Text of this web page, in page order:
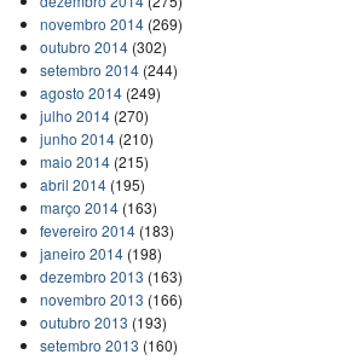
novembro 2014(269)
outubro 2014(302)
setembro 2014(244)
agosto 2014(249)
julho 2014(270)
junho 2014(210)
maio 2014(215)
abril 2014(195)
março 2014(163)
fevereiro 2014(183)
janeiro 2014(198)
dezembro 2013 (163)
novembro 2013 (166)
outubro 2013 (193)
setembro 2013 (160)